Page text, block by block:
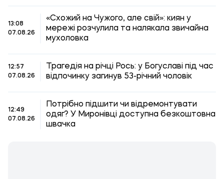
13:08
07.08.26
«Схожий на Чужого, але свій»: киян у
мережі розчулила та налякала звичайна
мухоловка
12:57
07.08.26
Трагедія на річці Рось: у Богуславі під час
відпочинку загинув 53-річний чоловік
12:49
07.08.26
Потрібно підшити чи відремонтувати
одяг? У Миронівці доступна безкоштовна
швачка